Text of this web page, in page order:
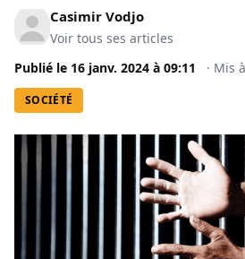
Casimir Vodjo
Voir tous ses articles
Publié le 16 janv. 2024 à 09:11 · Mis
SOCIÉTÉ